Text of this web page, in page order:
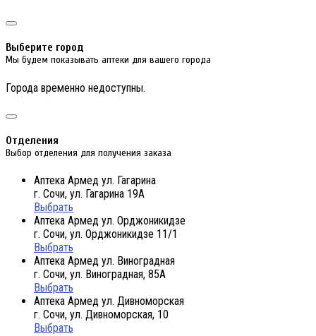
Выберите город
Мы будем показывать аптеки для вашего города
Города временно недоступны.
Отделения
Выбор отделения для получения заказа
Аптека Армед ул. Гагарина
г. Сочи, ул. Гагарина 19А
Выбрать
Аптека Армед ул. Орджоникидзе
г. Сочи, ул. Орджоникидзе 11/1
Выбрать
Аптека Армед ул. Виноградная
г. Сочи, ул. Виноградная, 85А
Выбрать
Аптека Армед ул. Дивноморская
г. Сочи, ул. Дивноморская, 10
Выбрать